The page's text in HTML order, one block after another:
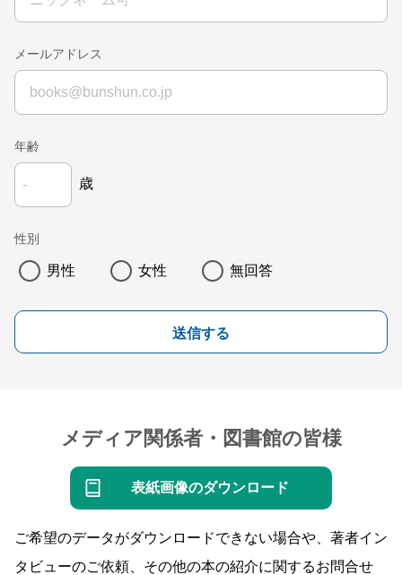
メールアドレス
年齢
歳
性別
男性 女性 無回答
送信する
メディア関係者・図書館の皆様
表紙画像のダウンロード
ご希望のデータがダウンロードできない場合や、著者イン
タビューのご依頼、その他の本の紹介に関するお問合せ